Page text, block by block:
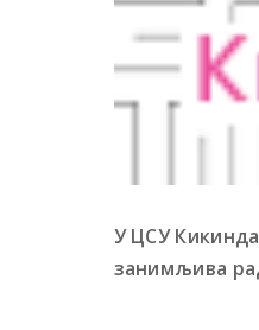
У ЦСУ
занимљива